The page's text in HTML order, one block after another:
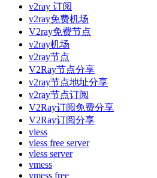
v2ray 订阅
v2ray免费机场
V2ray免费节点
v2ray机场
v2ray节点
V2Ray节点分享
v2ray节点地址分享
v2ray节点订阅
V2Ray订阅免费分享
V2Ray订阅分享
vless
vless free server
vless server
vmess
vmess free